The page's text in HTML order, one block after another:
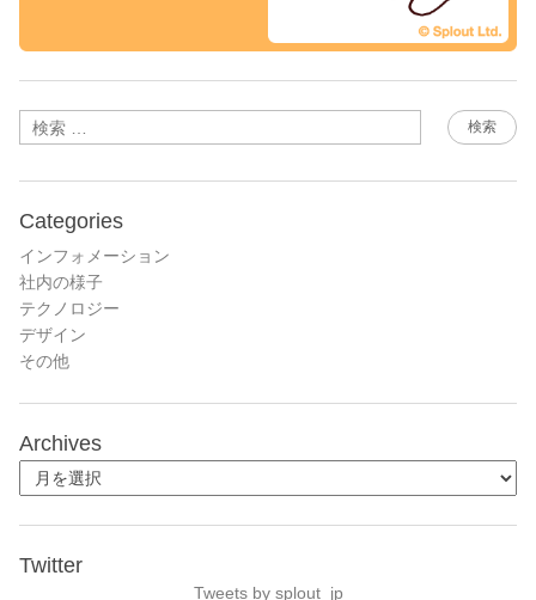
検索
Categories
インフォメーション
社内の様子
テクノロジー
デザイン
その他
Archives
Twitter
Tweets by splout_jp